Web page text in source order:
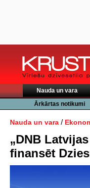
Nauda un vara
Ārkārtas notikumi
Nauda un vara /
„DNB
finansēt